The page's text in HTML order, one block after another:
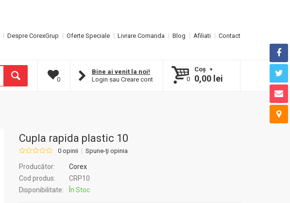
Despre CorexGrup Oferte Speciale Livrare Comanda Blog Afiliati Contact
0
Bine ai venit la noi!
Login sau Creare cont
Coş
0
0,00 lei
Cupla rapida plastic 10
0 opinii Spune-ţi opinia
Producător:
Corex
Cod produs:
CRP10
Disponibilitate:
În Stoc